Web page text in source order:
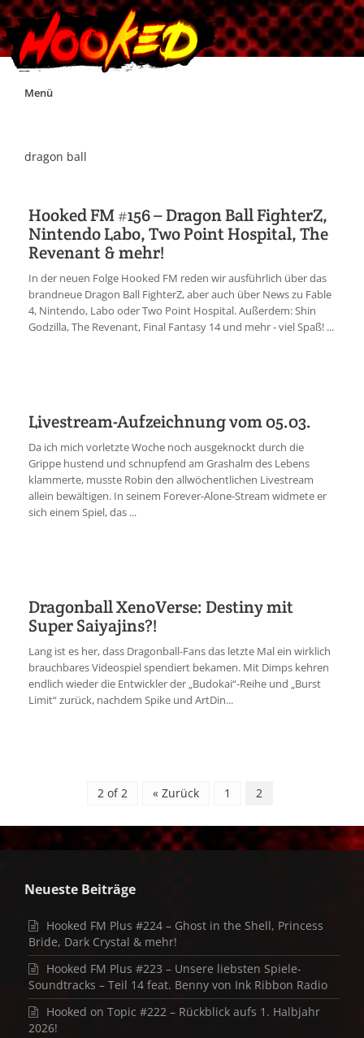
Skip
Menü
Impressum
Jobs
Discord
dragon ball
Hooked FM #156 – Dragon Ball FighterZ,
Nintendo Labo, Two Point Hospital, The
Revenant & mehr!
In der neuen Folge Hooked FM reden wir ausführlich über das
brandneue Dragon Ball FighterZ, aber auch über News zu Fable
4, Nintendo, Labo oder Two Point Hospital. Außerdem: Shin
Godzilla, The Revenant, Final Fantasy 14 und mehr - viel Spaß! ...
Livestream-Aufzeichnung vom 05.03.
Da ich mich vorletzte Woche noch ausgeknockt durch die
Grippe hustend und schnupfend am Grashalm des Lebens
klammerte, musste Robin den allwöchentlichen Livestream
allein bewältigen. In seinem Forever-Alone-Stream widmete er
sich einem Spiel, das ...
Dragonball XenoVerse: Destiny mit
Super Saiyajins?!
Lang ist es her, dass Dragonball-Fans das letzte Mal ein wirklich
brauchbares Videospiel spendiert bekamen. Mit Dimps kehren
endlich wieder die Entwickler der „Budokai“-Reihe und „Burst
Limit“ zurück, nachdem Spike und ArtDin...
2 of 2 « Zurück 1 2
Neueste Beiträge
Hooked FM Plus #224 – Ghost in the Shell, Princess
Bride, Dark Crystal & mehr!
Hooked FM Plus #223 – Unsere liebsten Spiele-
Soundtracks – Teil 14 feat. Benny von Ink Ribbon Radio
Hooked on Topic #222 – Rückblick aufs 1. Halbjahr
2026!